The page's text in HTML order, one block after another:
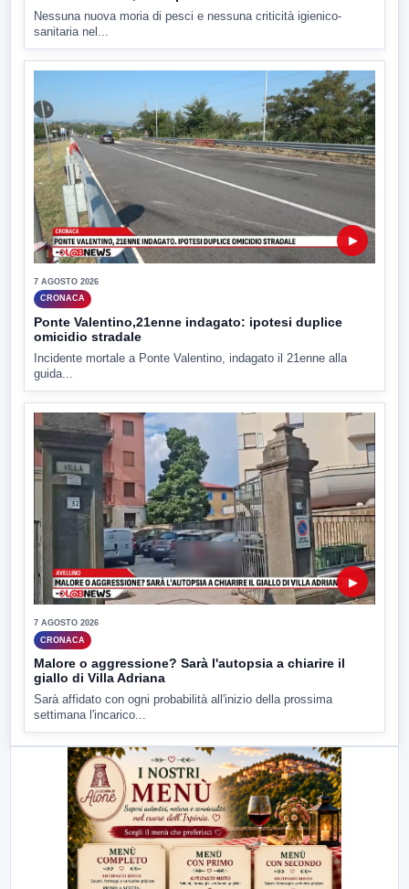
Nessuna nuova moria di pesci e nessuna criticità igienico-
sanitaria nel...
▶
7 AGOSTO 2026
CRONACA
Ponte Valentino,21enne indagato: ipotesi duplice
omicidio stradale
Incidente mortale a Ponte Valentino, indagato il 21enne alla
guida...
▶
7 AGOSTO 2026
CRONACA
Malore o aggressione? Sarà l'autopsia a chiarire il
giallo di Villa Adriana
Sarà affidato con ogni probabilità all'inizio della prossima
settimana l'incarico...